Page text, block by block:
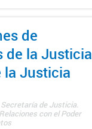
de
de la Justicia
la Justicia
de Justicia.
con el Poder